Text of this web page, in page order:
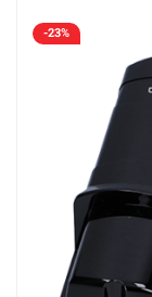
-23%